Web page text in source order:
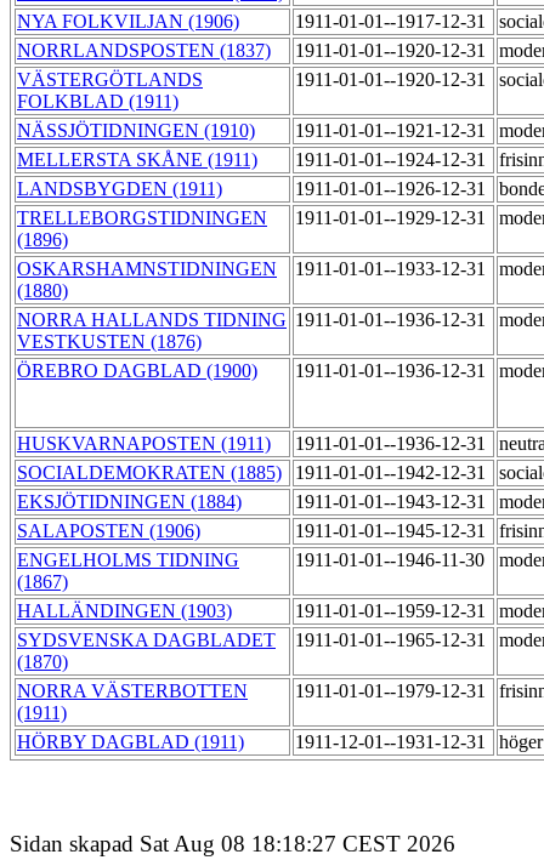
NYA FOLKVILJAN (1906)
1911-01-01--1917-12-31
NORRLANDSPOSTEN (1837)
1911-01-01--1920-12-31
VÄSTERGÖTLANDS
FOLKBLAD (1911)
1911-01-01--1920-12-31
NÄSSJÖTIDNINGEN (1910) 1911-01-01--1921-12-31
MELLERSTA SKÅNE (1911)
1911-01-01--1924-12-31
LANDSBYGDEN (1911)
1911-01-01--1926-12-31
TRELLEBORGSTIDNINGEN
(1896)
1911-01-01--1929-12-31
OSKARSHAMNSTIDNINGEN
(1880)
1911-01-01--1933-12-31
NORRA HALLANDS TIDNING
VESTKUSTEN (1876)
1911-01-01--1936-12-31
ÖREBRO DAGBLAD (1900) 1911-01-01--1936-12-31
HUSKVARNAPOSTEN (1911) 1911-01-01--1936-12-31
SOCIALDEMOKRATEN (1885)
1911-01-01--1942-12-31
EKSJÖTIDNINGEN (1884)
1911-01-01--1943-12-31
SALAPOSTEN (1906)
1911-01-01--1945-12-31
ENGELHOLMS TIDNING
(1867)
1911-01-01--1946-11-30
HALLÄNDINGEN (1903) 1911-01-01--1959-12-31
SYDSVENSKA DAGBLADET
(1870)
1911-01-01--1965-12-31
NORRA VÄSTERBOTTEN
(1911)
1911-01-01--1979-12-31
HÖRBY DAGBLAD (1911) 1911-12-01--1931-12-31
Sidan skapad Sat Aug 08 18:18:27 CEST 2026